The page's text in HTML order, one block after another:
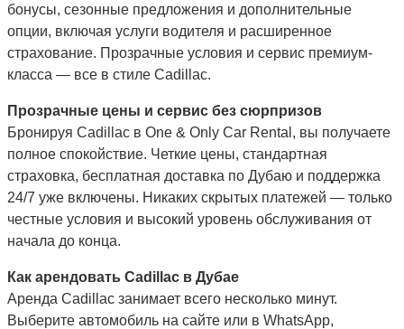
бонусы, сезонные предложения и дополнительные
опции, включая услуги водителя и расширенное
страхование. Прозрачные условия и сервис премиум-
класса — все в стиле Cadillac.
Прозрачные цены и сервис без сюрпризов
Бронируя Cadillac в One & Only Car Rental, вы получаете
полное спокойствие. Четкие цены, стандартная
страховка, бесплатная доставка по Дубаю и поддержка
24/7 уже включены. Никаких скрытых платежей — только
честные условия и высокий уровень обслуживания от
начала до конца.
Как арендовать Cadillac в Дубае
Аренда Cadillac занимает всего несколько минут.
Выберите автомобиль на сайте или в WhatsApp,